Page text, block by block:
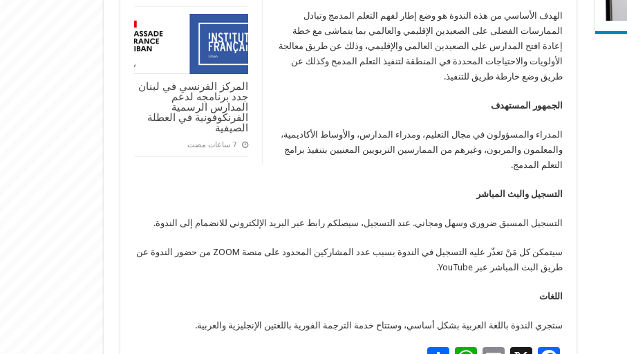
المركز الفرنسي في لبنان
جدد برنامجه لدعم
المدارس الرسمية
الفرنكوفونية في العطلة
الصيفية
‏7 ساعات مضت
الهدف الأساسي من هذه الندوة هو وضع إطار لفهم التعلم المدمج وتبادل
الممارسات الفضلى على الصعيدين الإقليمي والعالمي بما يتماشى مع خطة
إعادة افتح المدارس على الصعيدين العالمي والإقليمي، وذلك عن طريق معالجة
الأولويات والاحتياجات المحددة في المنطقة لتنفيذ التعلم المدمج وكذلك عن
طريق وضع خارطة طريق للتنفيذ.
الجمهور المستهدف
المدراء والمسؤولون في مجال التعليم، ومدراء المدارس، والأوساط الأكاديمية،
والمعلمون والمربون، وغيرهم من الممارسين التربويين المعنيين بتنفيذ برامج
التعلم المدمج.
التسجيل والبث المباشر
التسجيل المسبق ضروري وسهل ومجاني. عند التسجيل، سيصلكم رابط عبر البريد الإلكتروني للانضمام إلى الندوة.
سيتمكن كل مَنْ تعذّر عليه التسجيل في الندوة بسبب عدد المشاركين المحدود على منصة ZOOM من حضور الندوة عن
طريق البث المباشر عبر YouTube.
اللغات
ستجري الندوة باللغة العربية بشكل أساسي، وستتاح خدمة الترجمة الفورية باللغتين الإنجليزية والعربية.